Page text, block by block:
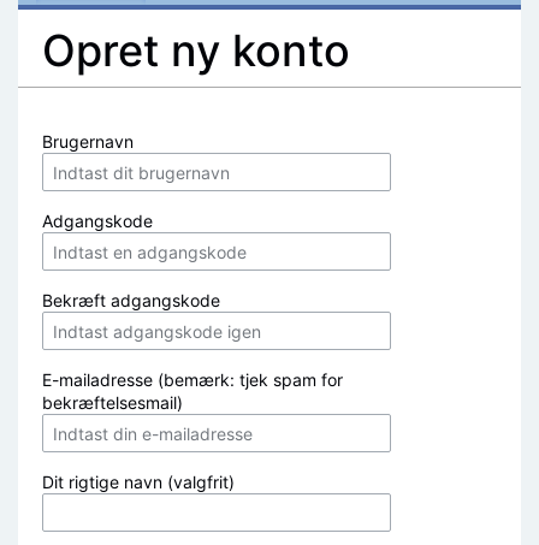
Opret ny konto
Brugernavn
Adgangskode
Bekræft adgangskode
E-mailadresse (bemærk: tjek spam for
bekræftelsesmail)
Dit rigtige navn (valgfrit)